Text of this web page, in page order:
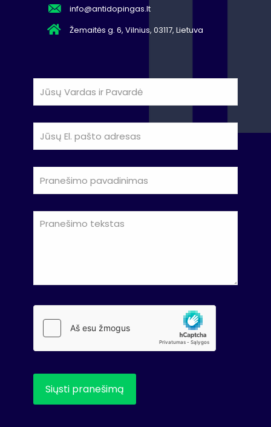
info@antidopingas.lt
Žemaitės g. 6, Vilnius, 03117, Lietuva